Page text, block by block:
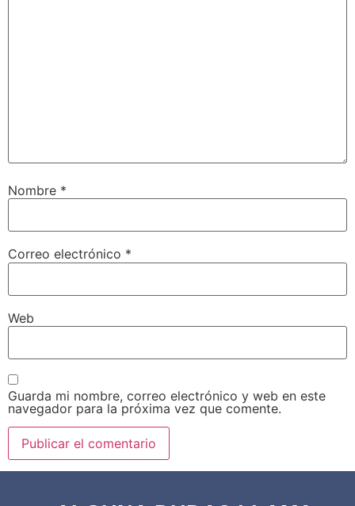
Nombre *
Correo electrónico *
Web
Guarda mi nombre, correo electrónico y web en este
navegador para la próxima vez que comente.